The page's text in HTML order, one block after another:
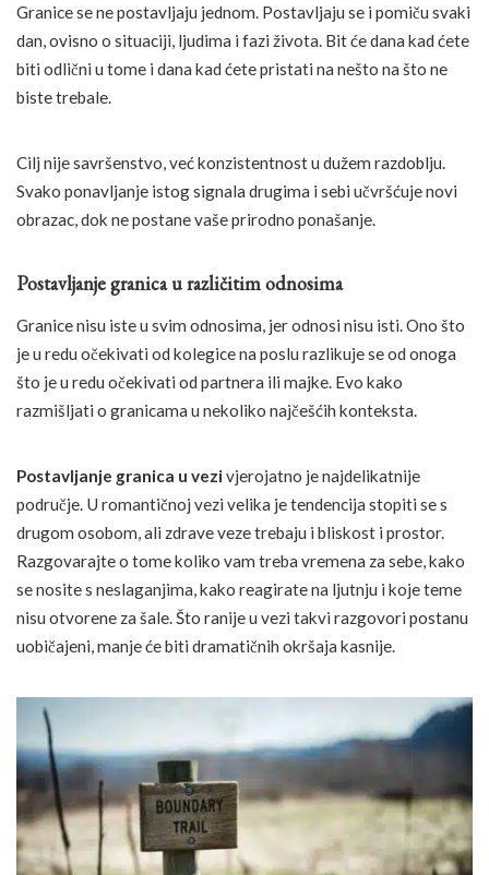
Granice se ne postavljaju jednom. Postavljaju se i pomiču svaki
dan, ovisno o situaciji, ljudima i fazi života. Bit će dana kad ćete
biti odlični u tome i dana kad ćete pristati na nešto na što ne
biste trebale.
Cilj nije savršenstvo, već konzistentnost u dužem razdoblju.
Svako ponavljanje istog signala drugima i sebi učvršćuje novi
obrazac, dok ne postane vaše prirodno ponašanje.
Postavljanje granica u različitim odnosima
Granice nisu iste u svim odnosima, jer odnosi nisu isti. Ono što
je u redu očekivati od kolegice na poslu razlikuje se od onoga
što je u redu očekivati od partnera ili majke. Evo kako
razmišljati o granicama u nekoliko najčešćih konteksta.
Postavljanje granica u vezivjerojatno je najdelikatnije
područje. U romantičnoj vezi velika je tendencija stopiti se s
drugom osobom, ali zdrave veze trebaju i bliskost i prostor.
Razgovarajte o tome koliko vam treba vremena za sebe, kako
se nosite s neslaganjima, kako reagirate na ljutnju i koje teme
nisu otvorene za šale. Što ranije u vezi takvi razgovori postanu
uobičajeni, manje će biti dramatičnih okršaja kasnije.